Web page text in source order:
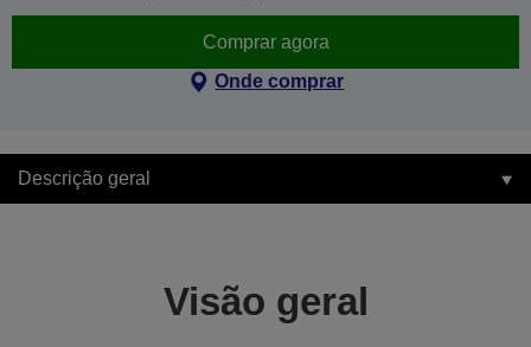
Comprar agora
Onde comprar
Descrição geral
Visão geral